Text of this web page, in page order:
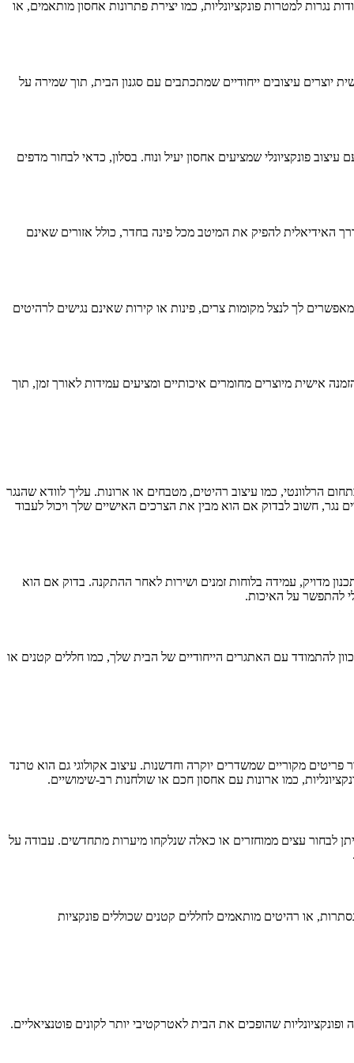
נגרות למטרות פונקציונליות, כמו יצירת פתרונות אחסון מותאמים, או
יוצרים עיצובים ייחודיים שמתכתבים עם סגנון הבית, תוך שמירה על
פונקציונלי שמציעים אחסון יעיל ונוח. בסלון, כדאי לבחור מדפים
האידיאלית להפיק את המיטב מכל פינה בחדר, כולל אזורים שאינם
לך לנצל מקומות צרים, פינות או קירות שאינם נגישים לרהיטים
אישית מיוצרים מחומרים איכותיים ומציעים עמידות לאורך זמן, תוך
הרלוונטי, כמו עיצוב רהיטים, מטבחים או ארונות. עליך לוודא שהנגר
נגר, חשוב לבדוק אם הוא מבין את הצרכים האישיים שלך ויכול לעבוד
מדויק, עמידה בלוחות זמנים ושירות לאחר ההתקנה. בדוק אם הוא
להתפשר על האיכות.
להתמודד עם האתגרים הייחודיים של הבית שלך, כמו חללים קטנים או
מקוריים שמשדרים יוקרה וחדשנות. עיצוב אקולוגי גם הוא טרנד
כמו ארונות עם אחסון חכם או שולחנות רב-שימושיים.
לבחור עצים ממוחזרים או כאלה שנלקחו מיערות מתחדשים. עבודה על
או רהיטים מותאמים לחללים קטנים שכוללים פונקציות
שהופכים את הבית לאטרקטיבי יותר לקונים פוטנציאליים.